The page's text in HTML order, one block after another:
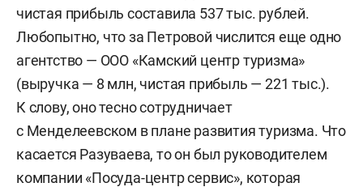
чистая прибыль составила 537 тыс. рублей.
Любопытно, что за Петровой числится еще одно
агентство — ООО «Камский центр туризма»
(выручка — 8 млн, чистая прибыль — 221 тыс.).
К слову, оно тесно сотрудничает
с Менделеевском в плане развития туризма. Что
касается Разуваева, то он был руководителем
компании «Посуда-центр сервис», которая